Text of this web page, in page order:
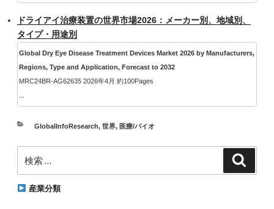
ドライアイ治療装置の世界市場2026：メーカー別、地域別、
タイプ・用途別
Global Dry Eye Disease Treatment Devices Market 2026 by Manufacturers,
Regions, Type and Application, Forecast to 2032
MRC24BR-AG62635 2026年4月 約100Pages
カ
リ
GlobalInfoResearch, 世界, 医療/バイオ
索:
産業分類